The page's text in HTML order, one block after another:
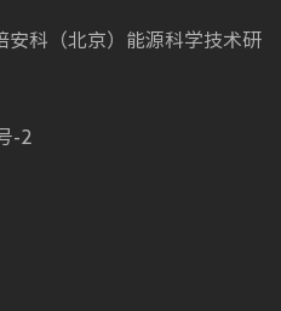
科（北京）能源科学技术研
-2